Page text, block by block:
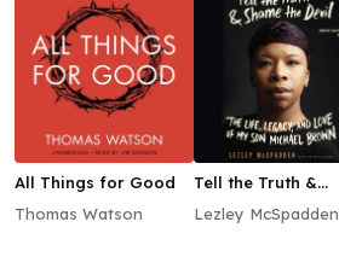
All Things for Good
Thomas Watson
Tell the Truth &
Lezley McSpadden